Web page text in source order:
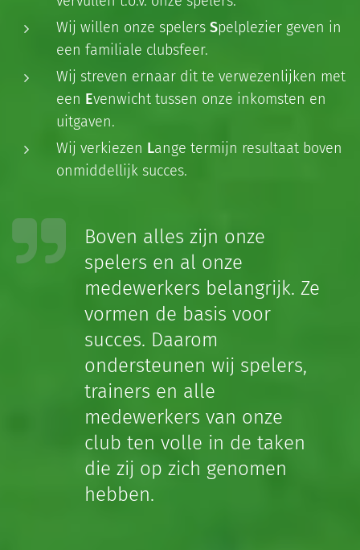
Wij willen onze spelers Spelplezier geven in
een familiale clubsfeer.
Wij streven ernaar dit te verwezenlijken met
een Evenwicht tussen onze inkomsten en
uitgaven.
Wij verkiezen Lange termijn resultaat boven
onmiddellijk succes.
Boven alles zijn onze
spelers en al onze
medewerkers belangrijk. Ze
vormen de basis voor
succes. Daarom
ondersteunen wij spelers,
trainers en alle
medewerkers van onze
club ten volle in de taken
die zij op zich genomen
hebben.